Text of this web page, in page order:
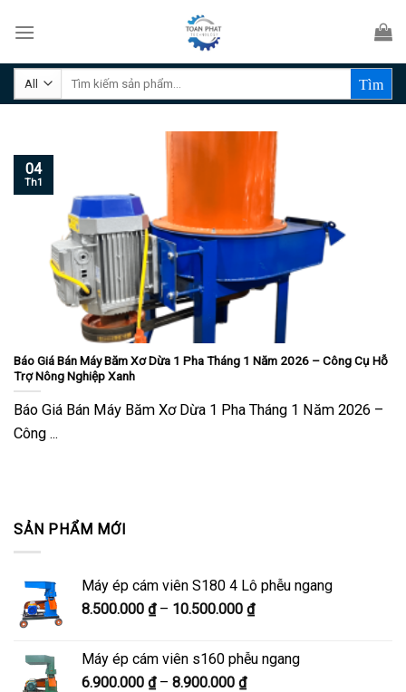
Tìm
SẢN PHẨM MỚI
Máy ép cám viên S180 4 Lô phễu ngang
8.500.000 ₫ – 10.500.000 ₫Khoảng
8.500.000 ₫
Máy ép cám viên s160 phễu ngang
6.900.000 ₫ – 8.900.000 ₫Khoảng
Báo Giá Bán Máy Băm Xơ Dừa 1 Pha Tháng 1 Năm 2026 – Công Cụ Hỗ
Trợ Nông Nghiệp Xanh
Báo Giá Bán Máy Băm Xơ Dừa 1 Pha Tháng 1 Năm 2026 –
Công ...
04
Th1